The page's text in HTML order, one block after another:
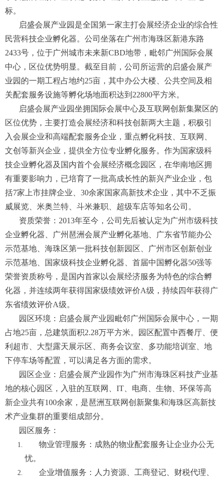
标。
启盛会展产业园是全国第一家主打会展经济企业的综合性
民营科技企业孵化器。公司坐落在广州市海珠区新港东路
2433号，位于广州城市未来新CBD地带，毗邻广州国际会展
中心，区位优势明显。截至目前，公司所运营的启盛会展产
业园的一期工程占地约25亩，其中办公大楼、公共空间及相
关配套服务设施等孵化场地面积达到22800平方米。
启盛会展产业园坐拥国际会展中心及互联网创新集聚区的
区位优势，主要打造会展经济和科技创新两大主题，积极引
入会展企业和高端配套服务企业，重点孵化科技、互联网、
文创等新兴企业，提供全方位专业孵化服务。作为国家级科
技企业孵化器及国内首个会展经济概念园区，在华南地区拥
有重要影响力，已培育了一批高成长性的新兴产业企业，包
括7家上市挂牌企业、30余家国家高新技术企业，其中不乏振
威展览、米奥兰特、斗米兼职、超级车店等知名公司。
资质荣誉：2013年至今，公司先后被认定为广州市级科技
企业孵化器、广州琶洲会展产业孵化基地、广东省节能办公
示范基地、海珠区第一批科技创新园区、广州市区创新创业
示范基地、国家级科技企业孵化器、首届中国孵化器50强等
荣誉资质称号，是国内首家以会展经济服务为特色的综合孵
化器，并连续两年获得国家级绩效评价A级，持续四年获得广
东省绩效评价A级。
园区环境：启盛会展产业园毗邻广州国际会展中心，一期
占地25亩，总建筑面积2.28万平方米。园区配置中西餐厅、便
利超市、大型露天展示区、商务会议室、多功能培训室、地
下停车场等配置，可以满足各方面的需求。
园区企业：启盛会展产业园作为广州市海珠区科技产业基
地的核心园区，入驻的互联网、IT、电商、生物、环保等高
新企业共有100余家，是琶洲互联网创新聚集和海珠区高新技
术产业集群的重要组成部分。
园区服务：
物业管理服务：成熟的物业配套服务让企业办公无
忧。
企业增值服务：人力资源、工商登记、财税代理、